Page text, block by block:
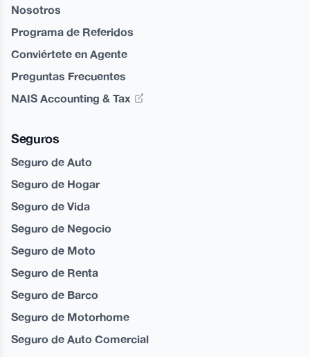
Nosotros
Programa de Referidos
Conviértete en Agente
Preguntas Frecuentes
NAIS Accounting & Tax
Seguros
Seguro de Auto
Seguro de Hogar
Seguro de Vida
Seguro de Negocio
Seguro de Moto
Seguro de Renta
Seguro de Barco
Seguro de Motorhome
Seguro de Auto Comercial